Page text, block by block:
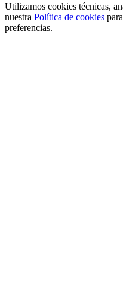
Utilizamos cookies técnicas,
nuestra Política de cookies
preferencias.